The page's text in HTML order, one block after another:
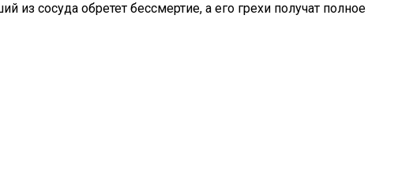
из сосуда обретет бессмертие, а его грехи получат полное